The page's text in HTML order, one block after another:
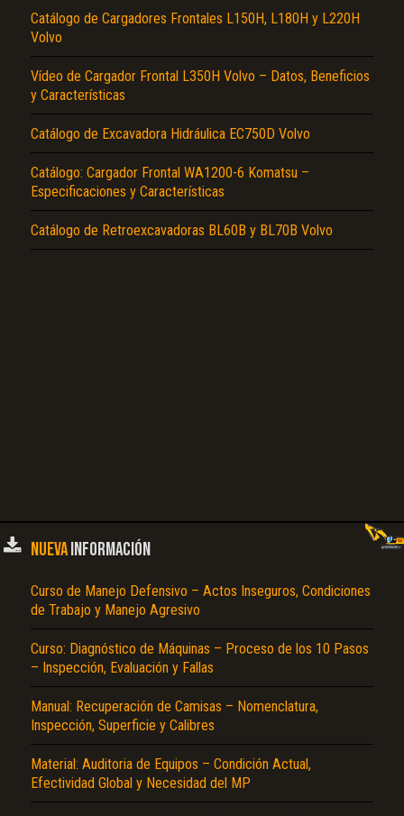
Catálogo de Cargadores Frontales L150H, L180H y L220H
Volvo
Vídeo de Cargador Frontal L350H Volvo – Datos, Beneficios
y Características
Catálogo de Excavadora Hidráulica EC750D Volvo
Catálogo: Cargador Frontal WA1200-6 Komatsu –
Especificaciones y Características
Catálogo de Retroexcavadoras BL60B y BL70B Volvo
NUEVAINFORMACIÓN
Curso de Manejo Defensivo – Actos Inseguros, Condiciones
de Trabajo y Manejo Agresivo
Curso: Diagnóstico de Máquinas – Proceso de los 10 Pasos
– Inspección, Evaluación y Fallas
Manual: Recuperación de Camisas – Nomenclatura,
Inspección, Superficie y Calibres
Material: Auditoria de Equipos – Condición Actual,
Efectividad Global y Necesidad del MP
El Título es incorrecto según el contenido.
No carga o no se visualiza el contenido.
Reportar otro tipo de error...